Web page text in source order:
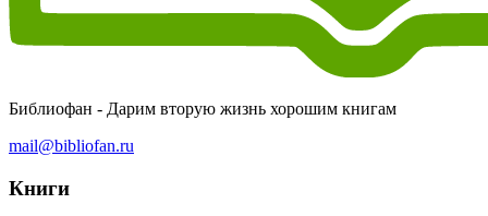
Библиофан - Дарим вторую жизнь хорошим книгам
mail@bibliofan.ru
Книги